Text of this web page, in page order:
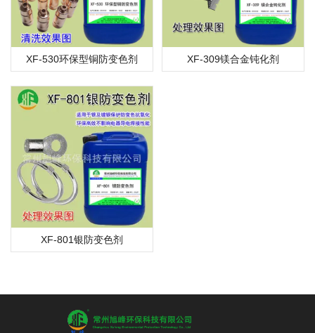
XF-530环保型铜防变色剂 XF-309镁合金钝化剂
XF-801银防变色剂